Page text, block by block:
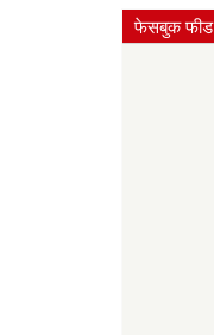
फेसबुक फीड